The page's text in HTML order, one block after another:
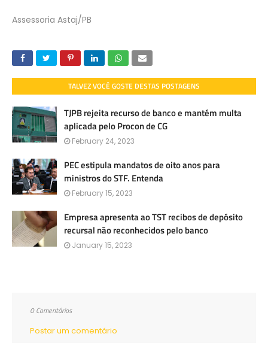
Assessoria Astaj/PB
TALVEZ VOCÊ GOSTE DESTAS POSTAGENS
TJPB rejeita recurso de banco e mantém multa
aplicada pelo Procon de CG
February 24, 2023
PEC estipula mandatos de oito anos para
ministros do STF. Entenda
February 15, 2023
Empresa apresenta ao TST recibos de depósito
recursal não reconhecidos pelo banco
January 15, 2023
0 Comentários
Postar um comentário